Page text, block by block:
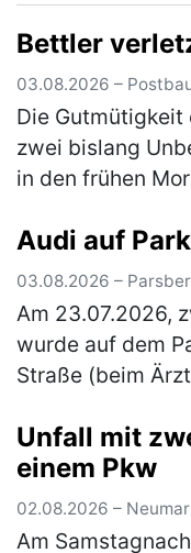
Männ…(mehr)
Bettler
03.08.2026 –
Die
zwei bislang
in den frühen
unterwegs, als
Audi auf
03.08.2026 –
Am 23.07.2026,
wurde auf dem
Straße (beim
wurde vorne
(mehr)
Unfall mit
einem Pkw
02.08.2026 –
Am